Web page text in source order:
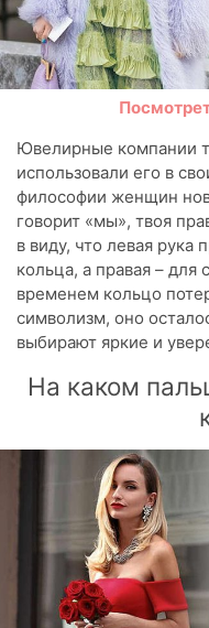
Ювелирные компании
использовали его в
философии женщин
говорит «мы», твоя
в виду, что левая рука
кольца, а правая –
временем кольцо
символизм, оно
выбирают яркие и
На каком